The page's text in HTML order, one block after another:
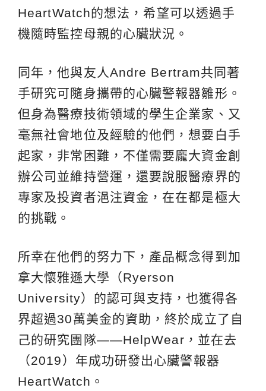
HeartWatch的想法，希望可以透過手
機隨時監控母親的心臟狀況。
同年，他與友人Andre Bertram共同著
手研究可隨身攜帶的心臟警報器雛形。
但身為醫療技術領域的學生企業家、又
毫無社會地位及經驗的他們，想要白手
起家，非常困難，不僅需要龐大資金創
辦公司並維持營運，還要說服醫療界的
專家及投資者浥注資金，在在都是極大
的挑戰。
所幸在他們的努力下，產品概念得到加
拿大懷雅遜大學（Ryerson
University）的認可與支持，也獲得各
界超過30萬美金的資助，終於成立了自
己的研究團隊——HelpWear，並在去
（2019）年成功研發出心臟警報器
HeartWatch。